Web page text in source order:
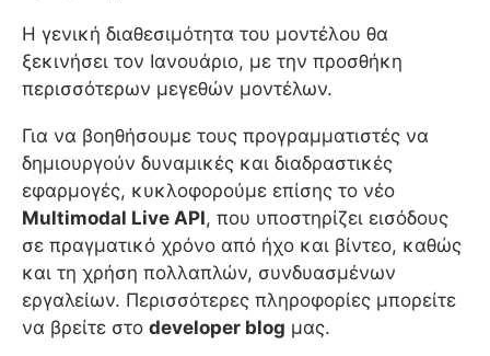
Η γενική διαθεσιμότητα του μοντέλου θα
ξεκινήσει τον Ιανουάριο, με την προσθήκη
περισσότερων μεγεθών μοντέλων.
Για να βοηθήσουμε τους προγραμματιστές να
δημιουργούν δυναμικές και διαδραστικές
εφαρμογές, κυκλοφορούμε επίσης το νέο
Multimodal Live API, που υποστηρίζει εισόδους
σε πραγματικό χρόνο από ήχο και βίντεο, καθώς
και τη χρήση πολλαπλών, συνδυασμένων
εργαλείων. Περισσότερες πληροφορίες μπορείτε
να βρείτε στο developer blog μας.